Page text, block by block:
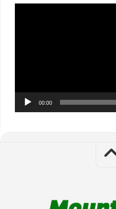
00:00